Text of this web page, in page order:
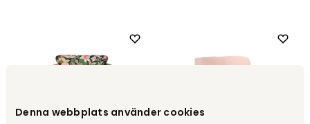
Denna webbplats använder cookies